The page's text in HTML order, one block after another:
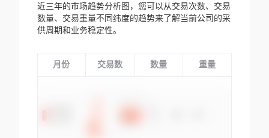
近三年的市场趋势分析图，您可以从交易次数、交易
数量、交易重量不同纬度的趋势来了解当前公司的采
供周期和业务稳定性。
月份 交易数 数量 重量